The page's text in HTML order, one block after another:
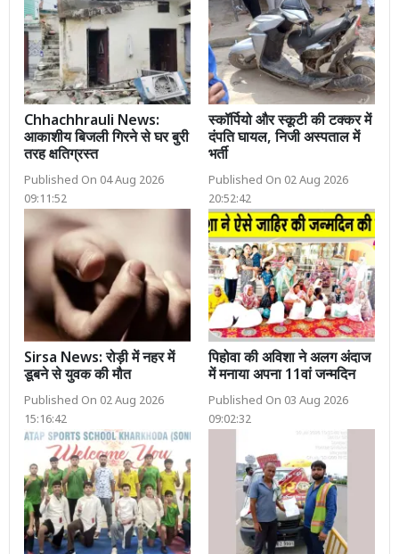
Chhachhrauli News:
आकाशीय बिजली गिरने से घर बुरी
तरह क्षतिग्रस्त
Published On 04 Aug 2026
09:11:52
स्कॉर्पियो और स्कूटी की टक्कर में
दंपति घायल, निजी अस्पताल में
भर्ती
Published On 02 Aug 2026
20:52:42
Sirsa News: रोड़ी में नहर में
डूबने से युवक की मौत
Published On 02 Aug 2026
15:16:42
पिहोवा की अविशा ने अलग अंदाज
में मनाया अपना 11वां जन्मदिन
Published On 03 Aug 2026
09:02:32